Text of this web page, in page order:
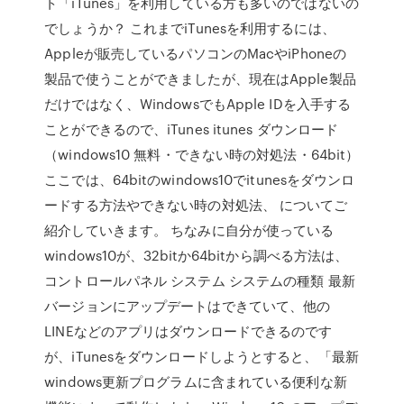
でしょうか？ これまでiTunesを利用するには、
Appleが販売しているパソコンのMacやiPhoneの
製品で使うことができましたが、現在はApple製品
だけではなく、WindowsでもApple IDを入手する
ことができるので、iTunes itunes ダウンロード
（windows10 無料・できない時の対処法・64bit）
ここでは、64bitのwindows10でitunesをダウンロ
ードする方法やできない時の対処法、 についてご
紹介していきます。 ちなみに自分が使っている
windows10が、32bitか64bitから調べる方法は、
コントロールパネル システム システムの種類 最新
バージョンにアップデートはできていて、他の
LINEなどのアプリはダウンロードできるのです
が、iTunesをダウンロードしようとすると、「最新
windows更新プログラムに含まれている便利な新